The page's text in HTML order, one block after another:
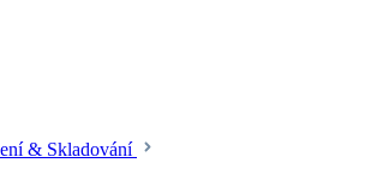
& Skladování